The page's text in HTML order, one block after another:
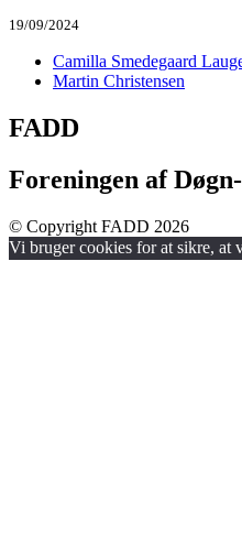
19/09/2024
Camilla Smedegaard
Martin Christensen
FADD
Foreningen af
© Copyright FADD 2026
Vi bruger cookies for at sikre, at